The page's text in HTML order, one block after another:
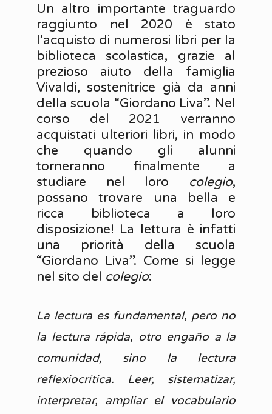
Un altro importante traguardo
raggiunto nel 2020 è stato
l’acquisto di numerosi libri per la
biblioteca scolastica, grazie al
prezioso aiuto della famiglia
Vivaldi, sostenitrice già da anni
della scuola “Giordano Liva”. Nel
corso del 2021 verranno
acquistati ulteriori libri, in modo
che quando gli alunni
torneranno finalmente a
studiare nel loro colegio,
possano trovare una bella e
ricca biblioteca a loro
disposizione! La lettura è infatti
una priorità della scuola
“Giordano Liva”. Come si legge
nel sito del colegio:
La lectura es fundamental, pero no
la lectura rápida, otro engaño a la
comunidad, sino la lectura
reflexiocrítica. Leer, sistematizar,
interpretar, ampliar el vocabulario